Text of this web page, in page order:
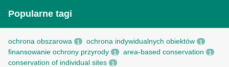
Popularne tagi
ochrona obszarowa 1 ochrona indywidualnych obiektów 1
finansowanie ochrony przyrody 1 area-based conservation 1
conservation of individual sites 1